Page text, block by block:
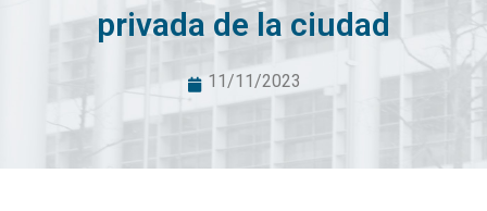
privada de la ciudad
11/11/2023